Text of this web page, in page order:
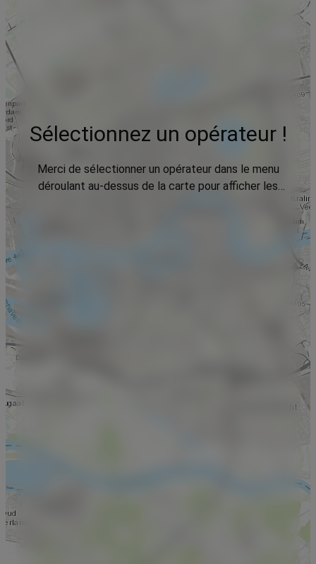
Sélectionnez un opérateur !
Merci de sélectionner un opérateur dans le menu
déroulant au-dessus de la carte pour afficher les